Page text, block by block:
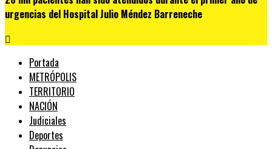
urgencias del Hospital Julio Méndez Barreneche
Portada
METRÓPOLIS
TERRITORIO
NACIÓN
Judiciales
Deportes